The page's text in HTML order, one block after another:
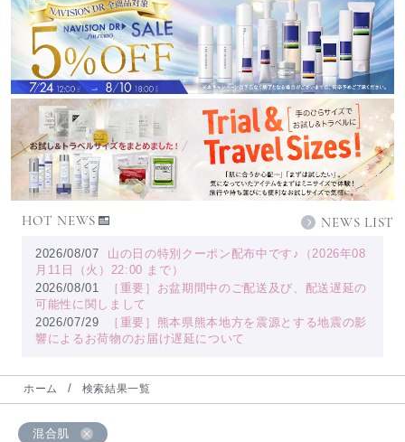
HOT NEWS NEWS LIST
2026/08/07
山の日の特別クーポン配布中です♪（2026年08
月11日（火）22:00 まで）
2026/08/01
［重要］お盆期間中のご配送及び、配送遅延の
可能性に関しまして
2026/07/29
［重要］熊本県熊本地方を震源とする地震の影
響によるお荷物のお届け遅延について
ホーム 検索結果一覧
混合肌